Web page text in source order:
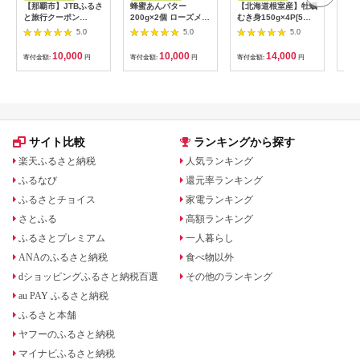
【那覇市】JTBふるさ
と旅行クーポン
（3,000円分）有効期
間3年（Eメール発
行）｜旅行 トラベル
予約 国内旅行 JTB 宿
泊 観光 体験 旅行券
人気 おすすめ 旅行ク
ン ネット予約 電話 有
5.0
寄付金額: 10,000 円
蜂蜜あんバター
200g×2個 ローズメイ
[あんバター はちみ
つ 発酵バター あん
こ 水あめ不使用 秋
田県 大仙市]
5.0
寄付金額: 10,000 円
【北海道根室産】牡蠣
むき身150g×4P[5月
下旬以降発送] A-
5.0
寄付金額: 14,000 円
サイト比較
楽天ふるさと納税
ふるなび
ふるさとチョイス
さとふる
ふるさとプレミアム
ANAのふるさと納税
dショッピングふるさと納税百選
au PAY ふるさと納税
ふるさと本舗
ヤフーのふるさと納税
マイナビふるさと納税
ランキングから探す
人気ランキング
還元率ランキング
家電ランキング
高額ランキング
一人暮らし
食べ物以外
その他のランキング